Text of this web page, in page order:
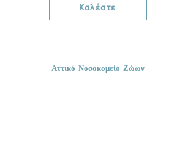
Καλέστε
Αττικό Νοσοκομείο Ζώων